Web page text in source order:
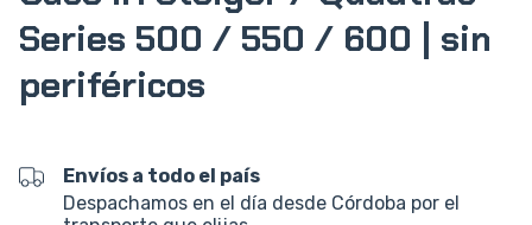
Series 500 / 550 / 600 | sin
periféricos
Envíos a todo el país
Despachamos en el día desde Córdoba por el